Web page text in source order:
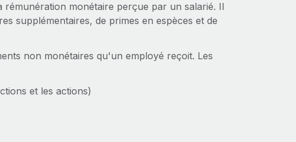
monétaire perçue par un salarié. Il
supplémentaires, de primes en espèces et de
non monétaires qu'un employé reçoit. Les
et les actions)